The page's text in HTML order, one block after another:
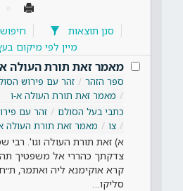
סנן תוצאות
מיין לפי מיקום
מאמר זאת תורת העולה
ספר הזהר זהר עם פירוש
מאמר זאת תורת העולה א-ו
כתבי בעל הסולם
זהר עם
צו
מאמר זאת תורת העולה
א) זאת תורת העולה וגו'. רבי
צדקתך כהררי אל משפטיך
קרא אוקימנא ליה ואתמר,
סליקו…